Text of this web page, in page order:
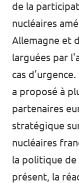
de la
nucléaires
Allemagne et
larguées par
cas
a proposé à
partenaires
stratégique
nucléaires
la politique de
présent, la